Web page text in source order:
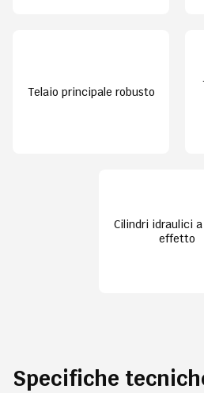
Telaio principale robusto
Cilindri idraulici
effetto
Specifiche